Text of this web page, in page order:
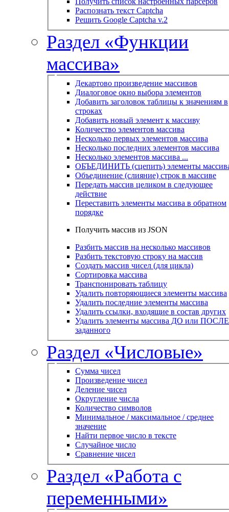
Распознать текст Captcha
Решить Google Captcha v.2
Раздел «Функции
массива»
Декартово произведение массивов
Диалоговое окно выбора элементов
Добавить заголовок таблицы к значениям в
строках
Добавить новый элемент к массиву
Количество элементов массива
Несколько первых элементов массива
Несколько последних элементов массива
Несколько элементов массива ...
ОБЪЕДИНИТЬ (сцепить) элементы
Объединение (слияние) строк в массиве
Передать массив целиком в следующее
действие
Переставить элементы массива в обратном
порядке
Получить массив из JSON
Разбить массив на несколько массивов
Разбить текстовую строку на массив
Создать массив чисел (для цикла)
Сортировка массива
Транспонировать таблицу
Удалить повторяющиеся элементы массива
Удалить последние элементы массива
Удалить ссылки, входящие в состав других
Удалить элементы массива ДО или ПОСЛЕ
заданного
Раздел «Числовые»
Сумма чисел
Произведение чисел
Деление чисел
Округление числа
Количество символов
Минимальное / максимальное / среднее
значение
Найти первое число в тексте
Случайное число
Сравнение чисел
Раздел «Работа с
переменными»